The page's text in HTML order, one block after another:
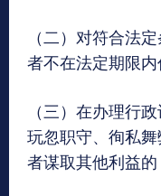
（二）对符合法
者不在法定期限
（三）在办理行
玩忽职守、徇私
者谋取其他利益的